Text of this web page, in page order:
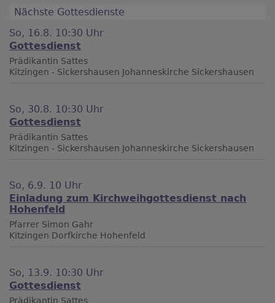
Nächste Gottesdienste
So, 16.8. 10:30 Uhr
Gottesdienst
Prädikantin Sattes
Kitzingen - Sickershausen Johanneskirche Sickershausen
So, 30.8. 10:30 Uhr
Gottesdienst
Prädikantin Sattes
Kitzingen - Sickershausen Johanneskirche Sickershausen
So, 6.9. 10 Uhr
Einladung zum Kirchweihgottesdienst nach
Hohenfeld
Pfarrer Simon Gahr
Kitzingen Dorfkirche Hohenfeld
So, 13.9. 10:30 Uhr
Gottesdienst
Prädikantin Sattes